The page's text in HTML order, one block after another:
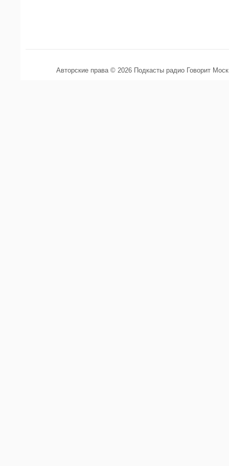
Авторские права © 2026 Подкасты радио Говорит